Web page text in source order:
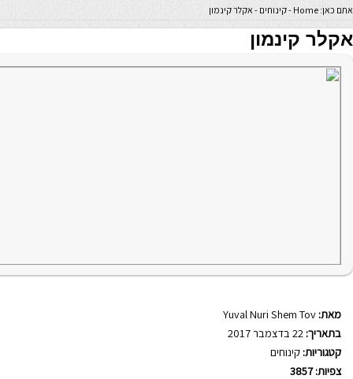
אתם כאן: Home
-קינוחים - אקלר קינמון
אקלר קינמון
מאת: Yuval Nuri Shem Tov
בתאריך:
קטגוריות: קינוחים
צפיות:3857